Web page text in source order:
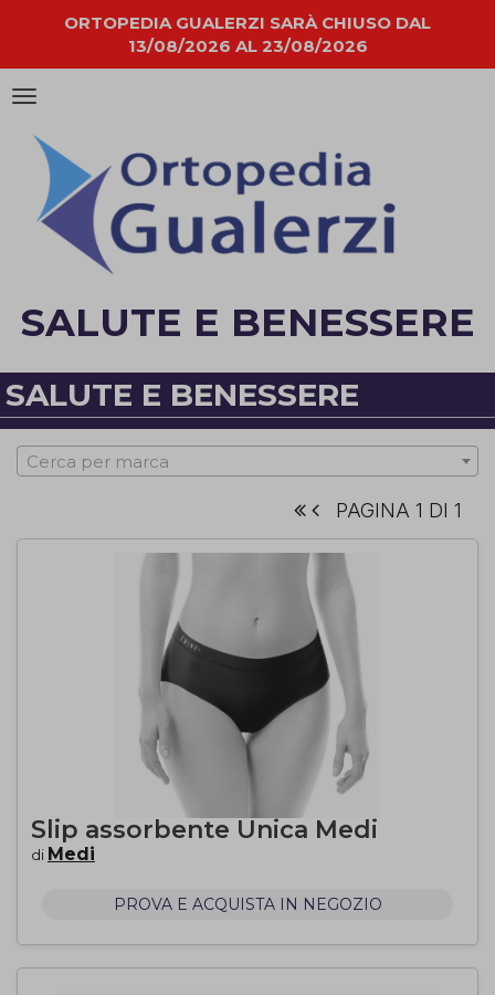
ORTOPEDIA GUALERZI SARÀ CHIUSO DAL
13/08/2026 AL 23/08/2026
Attiva/disattiva
navigazione
SALUTE E BENESSERE
SALUTE E BENESSERE
Cerca per marca
PAGINA 1 DI 1
Slip assorbente Unica Medi
di Medi
PROVA E ACQUISTA IN NEGOZIO